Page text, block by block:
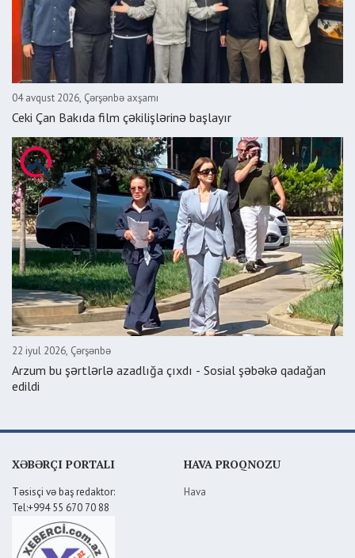
04 avqust 2026, Çərşənbə axşamı
Ceki Çan Bakıda film çəkilişlərinə başlayır
22 iyul 2026, Çərşənbə
Arzum bu şərtlərlə azadlığa çıxdı - Sosial şəbəkə qadağan
edildi
XƏBƏRÇI PORTALI
Təsisçi və baş redaktor:
Tel:+994 55 670 70 88
HAVA PROQNOZU
Hava